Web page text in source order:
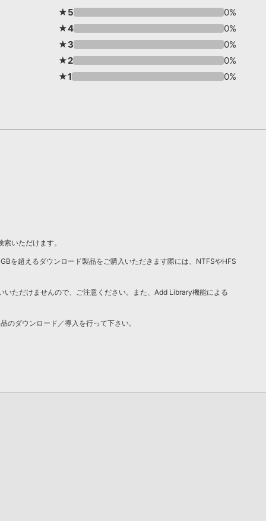
★5
0%
★4
0%
★3
0%
★2
0%
★1
0%
いただけます。
を超えるダウンロード製品をご購入いただきます際には、NTFSやHFS
ただけませんので、ご注意ください。また、Add Library機能による
ダウンロード／導入を行って下さい。